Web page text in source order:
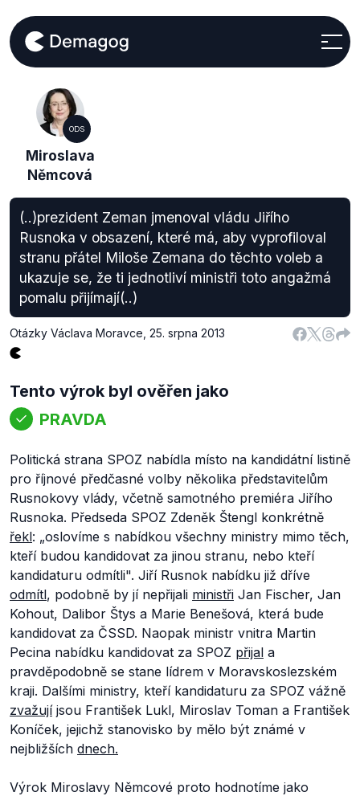
ODS
Miroslava
Němcová
(..)prezident Zeman jmenoval vládu Jiřího
Rusnoka v obsazení, které má, aby vyprofiloval
stranu přátel Miloše Zemana do těchto voleb a
ukazuje se, že ti jednotliví ministři toto angažmá
pomalu přijímají(..)
Otázky Václava Moravce 25. srpna 2013
Tento výrok byl ověřen jako
PRAVDA
Politická strana SPOZ nabídla místo na kandidátní listině
pro říjnové předčasné volby několika představitelům
Rusnokovy vlády, včetně samotného premiéra Jiřího
Rusnoka. Předseda SPOZ Zdeněk Štengl konkrétně
řekl: „oslovíme s nabídkou všechny ministry mimo těch,
kteří budou kandidovat za jinou stranu, nebo kteří
kandidaturu odmítli". Jiří Rusnok nabídku již dříve
odmítl, podobně by jí nepřijali ministři Jan Fischer, Jan
Kohout, Dalibor Štys a Marie Benešová, která bude
kandidovat za ČSSD. Naopak ministr vnitra Martin
Pecina nabídku kandidovat za SPOZ přijal a
pravděpodobně se stane lídrem v Moravskoslezském
kraji. Dalšími ministry, kteří kandidaturu za SPOZ vážně
zvažujíjsou František Lukl, Miroslav Toman a František
Koníček, jejichž stanovisko by mělo být známé v
nejbližších dnech.
Výrok Miroslavy Němcové proto hodnotíme jako